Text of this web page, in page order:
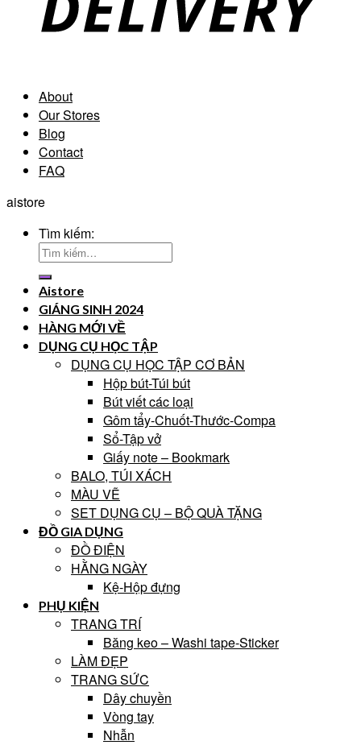
About
Our Stores
Blog
Contact
FAQ
aistore
Tìm kiếm:
Aistore
GIÁNG SINH 2024
HÀNG MỚI VỀ
DỤNG CỤ HỌC TẬP
DỤNG CỤ HỌC TẬP CƠ BẢN
Hộp bút-Túi bút
Bút viết các loại
Gôm tẩy-Chuốt-Thước-Compa
Sổ-Tập vở
Giấy note – Bookmark
BALO, TÚI XÁCH
MÀU VẼ
SET DỤNG CỤ – BỘ QUÀ TẶNG
ĐỒ GIA DỤNG
ĐỒ ĐIỆN
HẰNG NGÀY
Kệ-Hộp đựng
PHỤ KIỆN
TRANG TRÍ
Băng keo – Washi tape-Sticker
LÀM ĐẸP
TRANG SỨC
Dây chuyền
Vòng tay
Nhẫn